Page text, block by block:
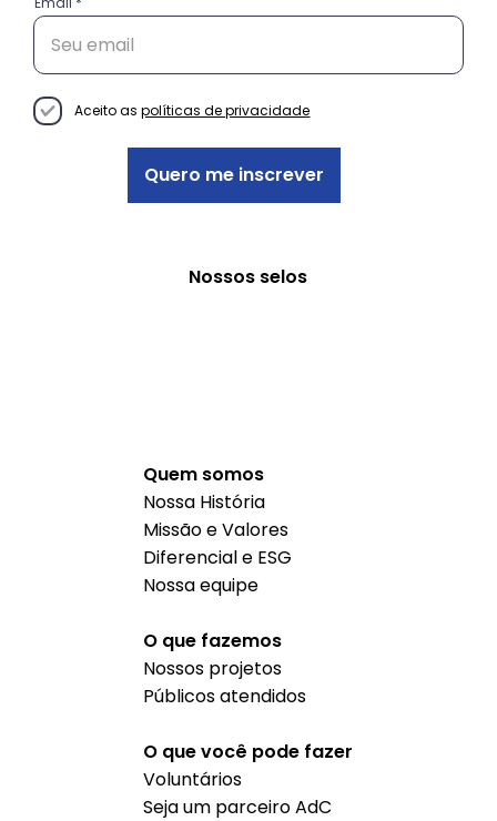
Conheça as histórias das
Quem somos
Nossa História
Missão e Valores
Diferencial e ESG
Nossa equipe
O que fazemos
Nossos projetos
Públicos atendidos
O que você pode fazer
Voluntários
Seja um parceiro AdC
Aceito as políticas de privacidade
Quero me inscrever
Nossos selos